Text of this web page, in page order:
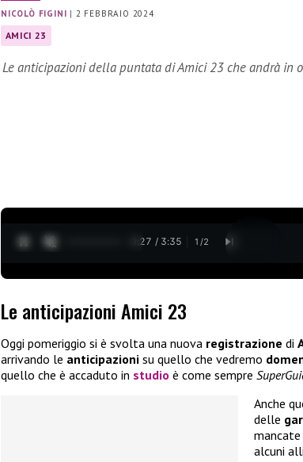
NICOLÒ FIGINI | 2 FEBBRAIO 2024
AMICI 23
Le anticipazioni della puntata di Amici 23 che andrà in
0:28 / 3:35 1 /2
Le anticipazioni Amici 23
Oggi pomeriggio si è svolta una nuova registrazione di
arrivando le anticipazioni su quello che vedremo
quello che è accaduto in studio è come sempre
Anche
delle
mancate
alcuni